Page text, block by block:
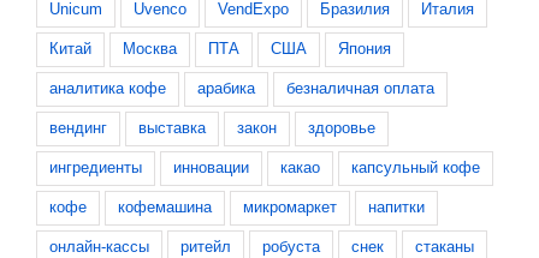
Unicum Uvenco VendExpo Бразилия Италия
Китай Москва ПТА США Япония
аналитика кофе арабика безналичная оплата
вендинг выставка закон здоровье
ингредиенты инновации какао капсульный кофе
кофе кофемашина микромаркет напитки
онлайн-кассы ритейл робуста снек стаканы